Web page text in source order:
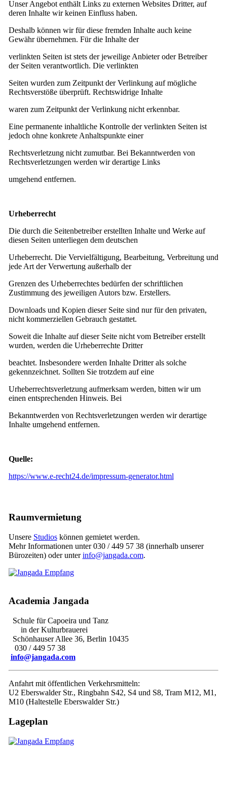
Unser Angebot enthält Links zu externen Websites Dritter, auf
deren Inhalte wir keinen Einfluss haben.
Deshalb können wir für diese fremden Inhalte auch keine
Gewähr übernehmen. Für die Inhalte der
verlinkten Seiten ist stets der jeweilige Anbieter oder Betreiber
der Seiten verantwortlich. Die verlinkten
Seiten wurden zum Zeitpunkt der Verlinkung auf mögliche
Rechtsverstöße überprüft. Rechtswidrige Inhalte
waren zum Zeitpunkt der Verlinkung nicht erkennbar.
Eine permanente inhaltliche Kontrolle der verlinkten Seiten ist
jedoch ohne konkrete Anhaltspunkte einer
Rechtsverletzung nicht zumutbar. Bei Bekanntwerden von
Rechtsverletzungen werden wir derartige Links
umgehend entfernen.
Urheberrecht
Die durch die Seitenbetreiber erstellten Inhalte und Werke auf
diesen Seiten unterliegen dem deutschen
Urheberrecht. Die Vervielfältigung, Bearbeitung, Verbreitung und
jede Art der Verwertung außerhalb der
Grenzen des Urheberrechtes bedürfen der schriftlichen
Zustimmung des jeweiligen Autors bzw. Erstellers.
Downloads und Kopien dieser Seite sind nur für den privaten,
nicht kommerziellen Gebrauch gestattet.
Soweit die Inhalte auf dieser Seite nicht vom Betreiber erstellt
wurden, werden die Urheberrechte Dritter
beachtet. Insbesondere werden Inhalte Dritter als solche
gekennzeichnet. Sollten Sie trotzdem auf eine
Urheberrechtsverletzung aufmerksam werden, bitten wir um
einen entsprechenden Hinweis. Bei
Bekanntwerden von Rechtsverletzungen werden wir derartige
Inhalte umgehend entfernen.
Quelle:
https://www.e-recht24.de/impressum-generator.html
Raumvermietung
Unsere Studioskönnen gemietet werden.
Mehr Informationen unter 030 / 449 57 38 (innerhalb unserer
Bürozeiten) oder unterinfo@jangada.com.
Academia Jangada
Schule für Capoeira und Tanz
in der Kulturbrauerei
Schönhauser Allee 36, Berlin 10435
030 / 449 57 38
info@jangada.com
Anfahrt mit öffentlichen Verkehrsmitteln:
U2 Eberswalder Str., Ringbahn S42, S4 und S8, Tram M12, M1,
M10 (Haltestelle Eberswalder Str.)
Lageplan